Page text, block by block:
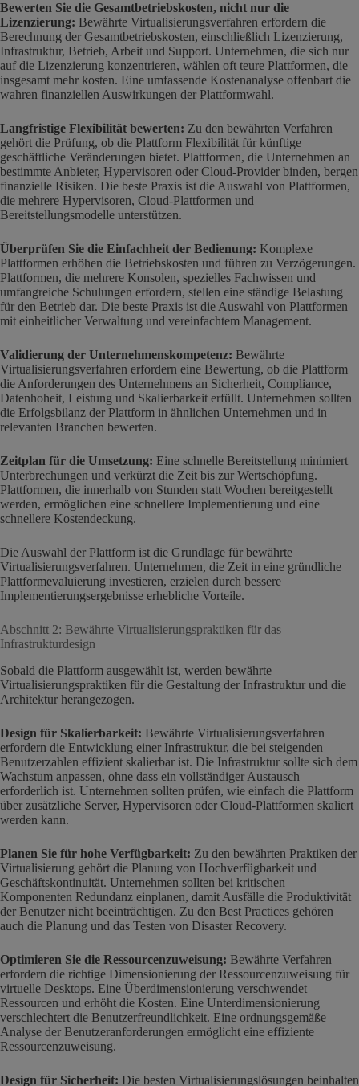
Bewerten Sie die Gesamtbetriebskosten, nicht nur die
Lizenzierung: Bewährte Virtualisierungsverfahren erfordern die
Berechnung der Gesamtbetriebskosten, einschließlich Lizenzierung,
Infrastruktur, Betrieb, Arbeit und Support. Unternehmen, die sich nur
auf die Lizenzierung konzentrieren, wählen oft teure Plattformen, die
insgesamt mehr kosten. Eine umfassende Kostenanalyse offenbart die
wahren finanziellen Auswirkungen der Plattformwahl.
Langfristige Flexibilität bewerten: Zu den bewährten Verfahren
gehört die Prüfung, ob die Plattform Flexibilität für künftige
geschäftliche Veränderungen bietet. Plattformen, die Unternehmen an
bestimmte Anbieter, Hypervisoren oder Cloud-Provider binden, bergen
finanzielle Risiken. Die beste Praxis ist die Auswahl von Plattformen,
die mehrere Hypervisoren, Cloud-Plattformen und
Bereitstellungsmodelle unterstützen.
Überprüfen Sie die Einfachheit der Bedienung: Komplexe
Plattformen erhöhen die Betriebskosten und führen zu Verzögerungen.
Plattformen, die mehrere Konsolen, spezielles Fachwissen und
umfangreiche Schulungen erfordern, stellen eine ständige Belastung
für den Betrieb dar. Die beste Praxis ist die Auswahl von Plattformen
mit einheitlicher Verwaltung und vereinfachtem Management.
Validierung der Unternehmenskompetenz: Bewährte
Virtualisierungsverfahren erfordern eine Bewertung, ob die Plattform
die Anforderungen des Unternehmens an Sicherheit, Compliance,
Datenhoheit, Leistung und Skalierbarkeit erfüllt. Unternehmen sollten
die Erfolgsbilanz der Plattform in ähnlichen Unternehmen und in
relevanten Branchen bewerten.
Zeitplan für die Umsetzung: Eine schnelle Bereitstellung minimiert
Unterbrechungen und verkürzt die Zeit bis zur Wertschöpfung.
Plattformen, die innerhalb von Stunden statt Wochen bereitgestellt
werden, ermöglichen eine schnellere Implementierung und eine
schnellere Kostendeckung.
Die Auswahl der Plattform ist die Grundlage für bewährte
Virtualisierungsverfahren. Unternehmen, die Zeit in eine gründliche
Plattformevaluierung investieren, erzielen durch bessere
Implementierungsergebnisse erhebliche Vorteile.
Abschnitt 2: Bewährte Virtualisierungspraktiken für das
Infrastrukturdesign
Sobald die Plattform ausgewählt ist, werden bewährte
Virtualisierungspraktiken für die Gestaltung der Infrastruktur und die
Architektur herangezogen.
Design für Skalierbarkeit: Bewährte Virtualisierungsverfahren
erfordern die Entwicklung einer Infrastruktur, die bei steigenden
Benutzerzahlen effizient skalierbar ist. Die Infrastruktur sollte sich dem
Wachstum anpassen, ohne dass ein vollständiger Austausch
erforderlich ist. Unternehmen sollten prüfen, wie einfach die Plattform
über zusätzliche Server, Hypervisoren oder Cloud-Plattformen skaliert
werden kann.
Planen Sie für hohe Verfügbarkeit: Zu den bewährten Praktiken der
Virtualisierung gehört die Planung von Hochverfügbarkeit und
Geschäftskontinuität. Unternehmen sollten bei kritischen
Komponenten Redundanz einplanen, damit Ausfälle die Produktivität
der Benutzer nicht beeinträchtigen. Zu den Best Practices gehören
auch die Planung und das Testen von Disaster Recovery.
Optimieren Sie die Ressourcenzuweisung: Bewährte Verfahren
erfordern die richtige Dimensionierung der Ressourcenzuweisung für
virtuelle Desktops. Eine Überdimensionierung verschwendet
Ressourcen und erhöht die Kosten. Eine Unterdimensionierung
verschlechtert die Benutzerfreundlichkeit. Eine ordnungsgemäße
Analyse der Benutzeranforderungen ermöglicht eine effiziente
Ressourcenzuweisung.
Design für Sicherheit: Die besten Virtualisierungslösungen beinhalten